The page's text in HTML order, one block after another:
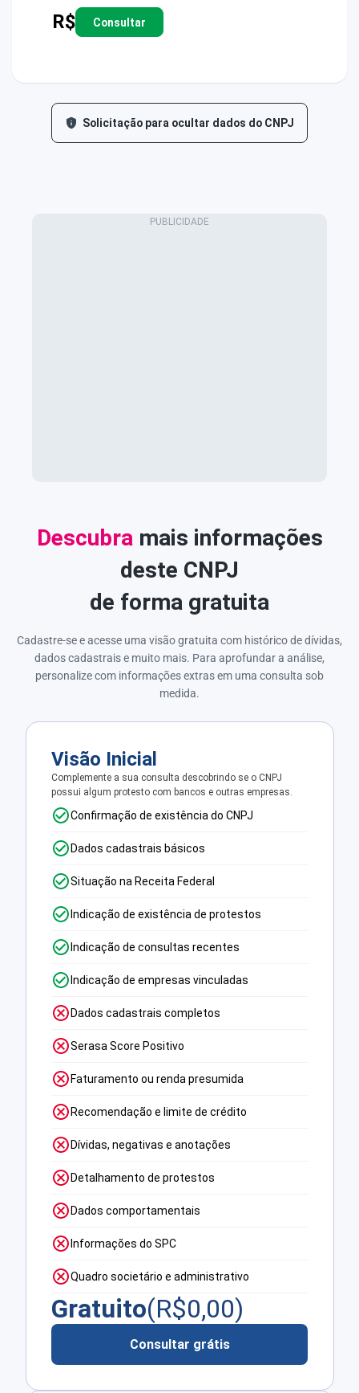
R$ Consultar
Solicitação para ocultar dados do CNPJ
Descubramais informações
deste CNPJ
de forma gratuita
Cadastre-se e acesse uma visão gratuita com histórico de dívidas,
dados cadastrais e muito mais. Para aprofundar a análise,
personalize com informações extras em uma consulta sob
medida.
Visão Inicial
Complemente a sua consulta descobrindo se o CNPJ
possui algum protesto com bancos e outras empresas.
Confirmação de existência do CNPJ
Dados cadastrais básicos
Situação na Receita Federal
Indicação de existência de protestos
Indicação de consultas recentes
Indicação de empresas vinculadas
Dados cadastrais completos
Serasa Score Positivo
Faturamento ou renda presumida
Recomendação e limite de crédito
Dívidas, negativas e anotações
Detalhamento de protestos
Dados comportamentais
Informações do SPC
Quadro societário e administrativo
Gratuito(R$0,00)
Consultar grátis